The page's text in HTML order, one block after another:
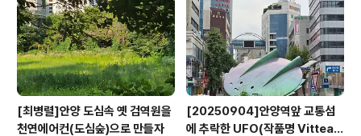
[최병렬]안양 도심속 옛 검역원을
천연에어컨(도심숲)으로 만들자
[20250904]안양역앞 교통섬
에 추락한 UFO(작품명 Vitteau